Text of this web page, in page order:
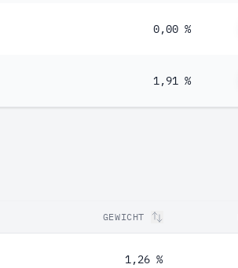
0,00 %
1,91 %
GEWICHT
1,26 %